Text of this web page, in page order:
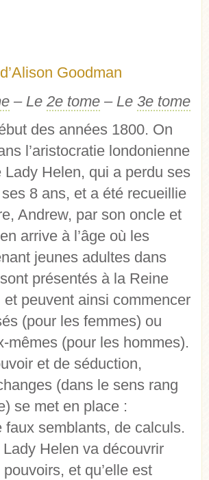
Goodman
– Le 2e tome – Le 3e tome
des années 1800. On
l’aristocratie londonienne
Lady Helen, qui a perdu ses
8 ans, et a été recueillie
Andrew, par son oncle et
arrive à l’âge où les
jeunes adultes dans
présentés à la Reine
et peuvent ainsi commencer
(pour les femmes) ou
mêmes (pour les hommes).
et de séduction,
(dans le sens rang
se met en place :
faux semblants, de calculs.
Helen va découvrir
pouvoirs, et qu’elle est